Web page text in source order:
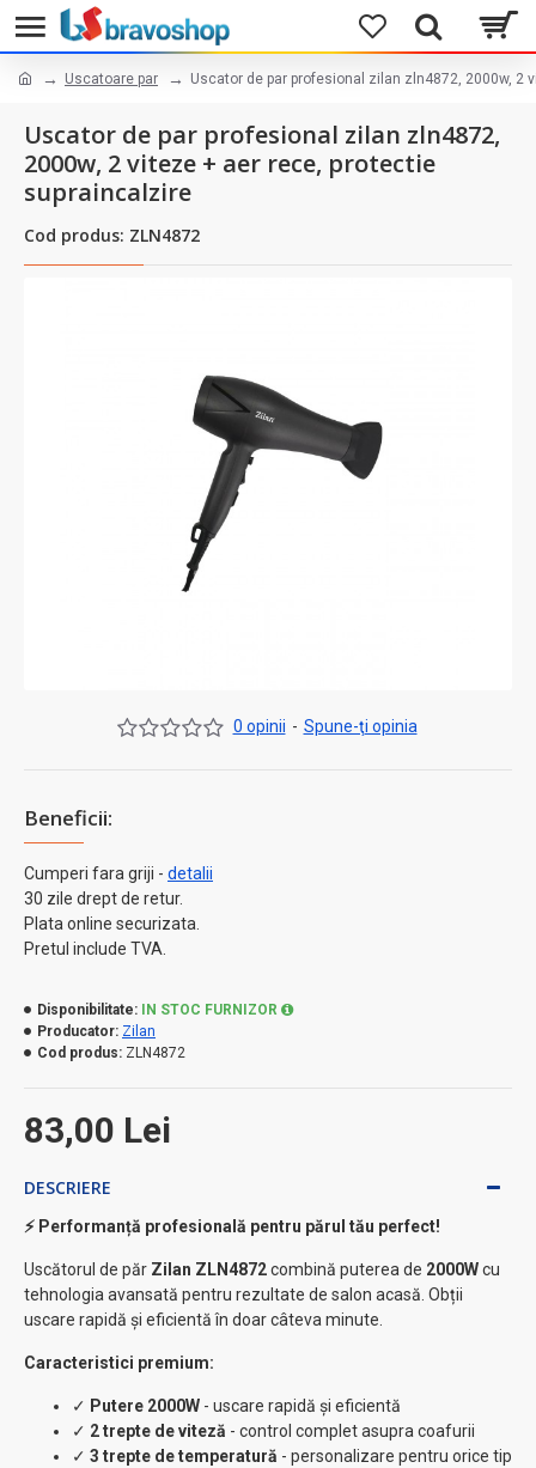
Uscatoare par Uscator de par profesional zilan zln4872, 2000w, 2
Uscator de par profesional zilan zln4872,
2000w, 2 viteze + aer rece, protectie
supraincalzire
Cod produs: ZLN4872
Beneficii:
Cumperi fara griji - detalii
30 zile drept de retur.
Plata online securizata.
Pretul include TVA.
0 opinii - Spune-ţi opinia
83,00 Lei
Disponibilitate:
IN STOC FURNIZOR
Producator: Zilan
Cod produs: ZLN4872
DESCRIERE
⚡ Performanță profesională pentru părul tău perfect!
Uscătorul de păr Zilan ZLN4872combină puterea de 2000Wcu
tehnologia avansată pentru rezultate de salon acasă. Obții
uscare rapidă și eficientă în doar câteva minute.
Caracteristici premium:
✓ Putere 2000W - uscare rapidă și eficientă
✓ 2 trepte de viteză - control complet asupra coafurii
✓ 3 trepte de temperatură - personalizare pentru orice tip